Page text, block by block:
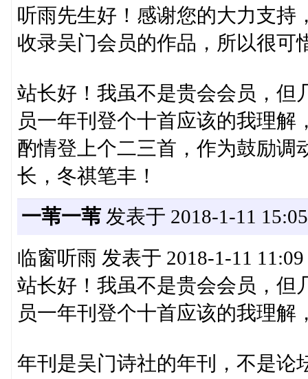
听雨先生好！感谢您的大力支持
收录吴门会员的作品，所以很可
站长好！我虽不是贵会会员，但
员一年刊登个十首应该的我理
酌情登上个二三首，作为鼓励调
长，冬祺笔丰！
一苇一苇发表于 2018-1-11 15:05
临窗听雨 发表于 2018-1-11 11:09
站长好！我虽不是贵会会员，但
员一年刊登个十首应该的我理解
年刊是吴门诗社的年刊，不是论